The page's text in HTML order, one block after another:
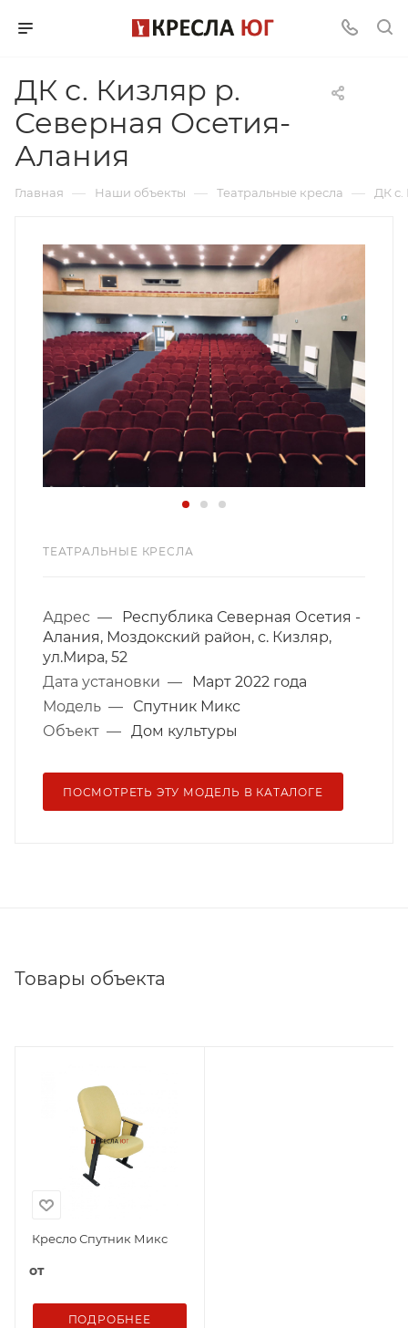
ДК с. Кизляр р.
Северная Осетия-
Алания
Главная — Наши объекты — Театральные кресла — ДК с.
ТЕАТРАЛЬНЫЕ КРЕСЛА
Адрес —
Республика Северная Осетия -
Алания, Моздокский район, с. Кизляр,
ул.Мира, 52
Дата установки —
Март 2022 года
Модель —
Спутник Микс
Объект — Дом культуры
ПОСМОТРЕТЬ ЭТУ МОДЕЛЬ В КАТАЛОГЕ
Товары объекта
Кресло Спутник Микс
от
ПОДРОБНЕЕ